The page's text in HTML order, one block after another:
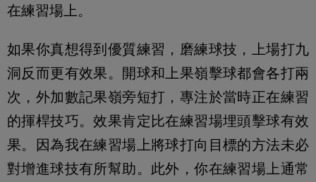
在練習場上。
如果你真想得到優質練習，磨練球技，上場打九
洞反而更有效果。開球和上果嶺擊球都會各打兩
次，外加數記果嶺旁短打，專注於當時正在練習
的揮桿技巧。效果肯定比在練習場埋頭擊球有效
果。因為我在練習場上將球打向目標的方法未必
對增進球技有所幫助。此外，你在練習場上通常